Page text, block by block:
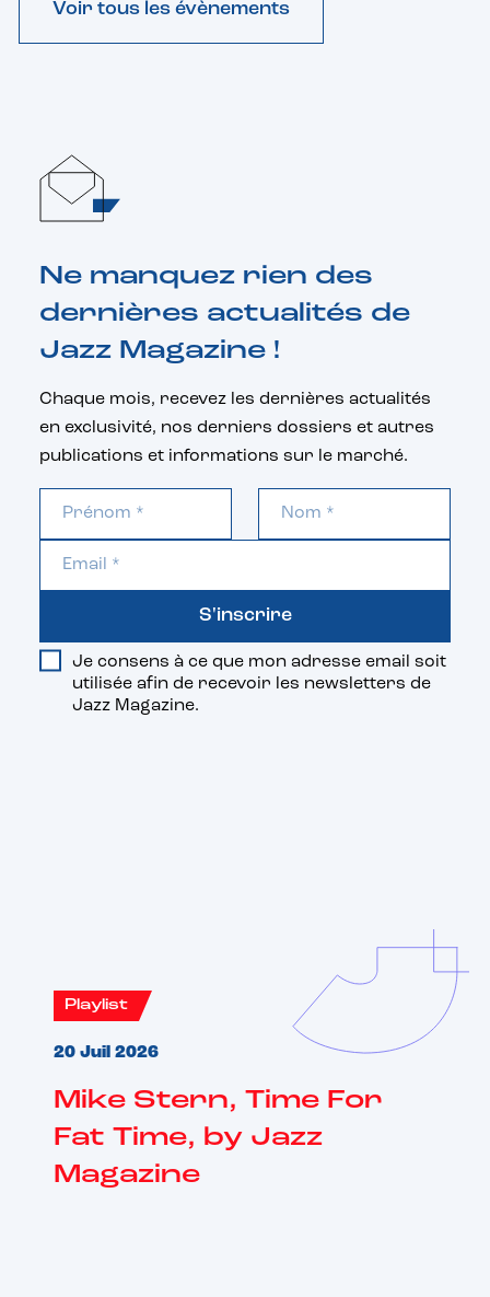
Voir tous les évènements
Ne manquez rien des
dernières actualités de
Jazz Magazine !
Chaque mois, recevez les dernières actualités
en exclusivité, nos derniers dossiers et autres
publications et informations sur le marché.
Je consens à ce que mon adresse email soit
utilisée afin de recevoir les newsletters de
Jazz Magazine.
S'inscrire
Playlist
20 Juil 2026
Mike Stern, Time For
Fat Time, by Jazz
Magazine